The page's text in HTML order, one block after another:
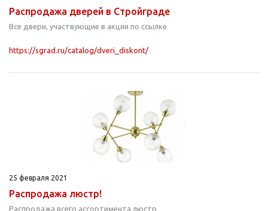
Распродажа дверей в Стройграде
Все двери, участвующие в акции по ссылке
https://sgrad.ru/catalog/dveri_diskont/
25 февраля 2021
Распродажа люстр!
Распродажа всего ассортимента люстр